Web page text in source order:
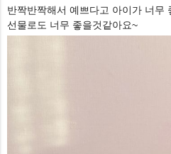
반짝반짝해서 예쁘다고 아이가 너무
선물로도 너무 좋을것같아요~